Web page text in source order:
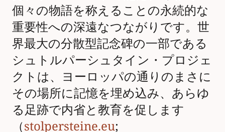
個々の物語を称えることの永続的な
重要性への深遠なつながりです。世
界最大の分散型記念碑の一部である
シュトルパーシュタイン・プロジェ
クトは、ヨーロッパの通りのまさに
その場所に記憶を埋め込み、あらゆ
る足跡で内省と教育を促します
（stolpersteine.eu;